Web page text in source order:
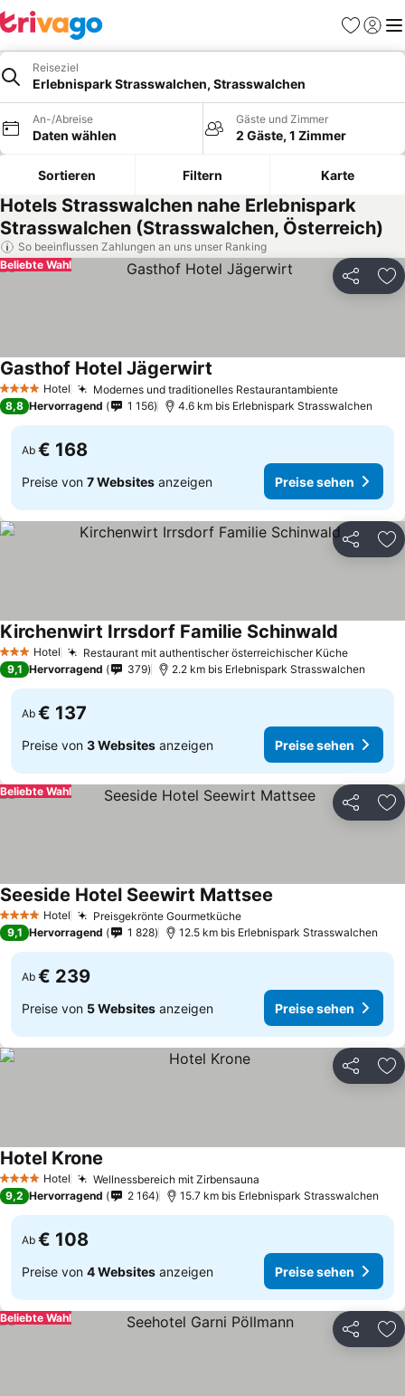
Favoriten
Reiseziel
Erlebnispark Strasswalchen, Strasswalchen
An-/Abreise
Daten wählen
Gäste und Zimmer
2 Gäste, 1 Zimmer
Sortieren Filtern Karte
Hotels Strasswalchen nahe Erlebnispark
Strasswalchen (Strasswalchen, Österreich)
So beeinflussen Zahlungen an uns unser Ranking
Teilen
Beliebte Wahl
4 Sterne Hotel Modernes und traditionelles RestaurantambientePreise
Gasthof Hotel Jägerwirt
8,8 Hervorragend 1 156 4.6 km bis Erlebnispark Strasswalchen
Ab € 168
Preise von 7 Websites anzeigen Preise sehen
Teilen
3 SterneHotel Restaurant mit authentischer österreichischer KüchePreise
Kirchenwirt Irrsdorf Familie Schinwald
9,1 Hervorragend 379 2.2 km bis Erlebnispark Strasswalchen
Ab € 137
Preise von 3 Websites anzeigen Preise sehen
Teilen
Beliebte Wahl
4 Sterne Hotel Preisgekrönte GourmetküchePreise sehen
Seeside Hotel Seewirt Mattsee
9,1 Hervorragend 1 828 12.5 km bis Erlebnispark Strasswalchen
Ab € 239
Preise von 5 Websites anzeigen Preise sehen
Teilen
4 Sterne Hotel Wellnessbereich mit Zirbensauna
Hotel Krone
9,2 Hervorragend 2 164 15.7 km bis Erlebnispark Strasswalchen
Ab € 108
Preise von 4 Websites anzeigen Preise sehen
Teilen
Beliebte Wahl